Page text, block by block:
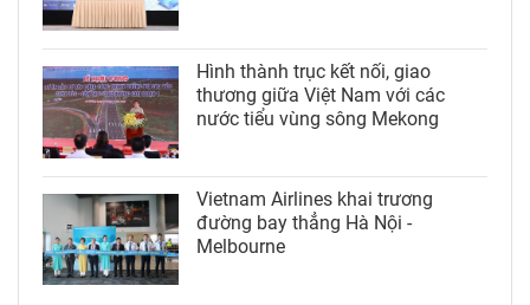
Hình thành trục kết nối, giao
thương giữa Việt Nam với các
nước tiểu vùng sông Mekong
Vietnam Airlines khai trương
đường bay thẳng Hà Nội -
Melbourne